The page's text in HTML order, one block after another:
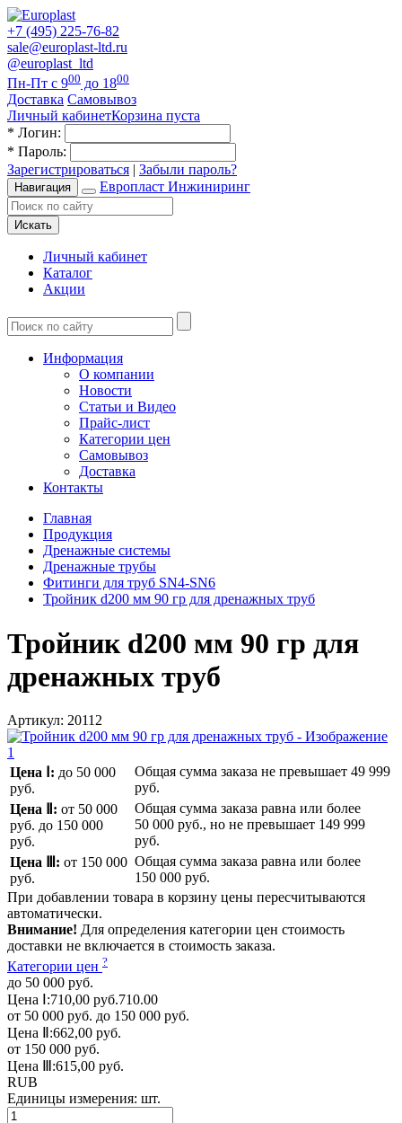
+7 (495) 225-76-82
sale@europlast-ltd.ru
@europlast_ltd
Пн-Пт с 900 до 1800
Доставка Самовывоз
Личный кабинетКорзина пуста
* Логин:
* Пароль:
Зарегистрироваться | Забыли пароль?
Навигация Европласт Инжиниринг
Искать
Личный кабинет
Каталог
Акции
Информация
О компании
Новости
Статьи и Видео
Прайс-лист
Категории цен
Самовывоз
Доставка
Контакты
Главная
Продукция
Дренажные системы
Дренажные трубы
Фитинги для труб SN4-SN6
Тройник d200 мм 90 гр для дренажных труб
Тройник d200 мм 90 гр для
дренажных труб
Артикул: 20112
Цена Ⅰ: до 50 000
руб.
Общая сумма заказа не превышает 49 999
руб.
Цена Ⅱ: от 50 000
руб. до 150 000
руб.
Общая сумма заказа равна или более
50 000 руб., но не превышает 149 999
руб.
Цена Ⅲ: от 150 000
руб.
Общая сумма заказа равна или более
150 000 руб.
При добавлении товара в корзину цены пересчитываются
автоматически.
Внимание! Для определения категории цен стоимость
доставки не включается в стоимость заказа.
Категории цен ?
до 50 000 руб.
Цена Ⅰ:710,00 руб.710.00
от 50 000 руб. до 150 000 руб.
Цена Ⅱ:662,00 руб.
от 150 000 руб.
Цена Ⅲ:615,00 руб.
RUB
Единицы измерения: шт.